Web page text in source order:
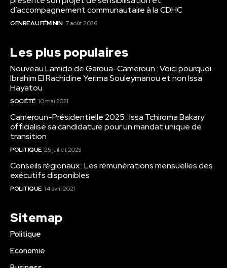
d’accompagnement communautaire à la CDHC
GENRE AU FÉMININ 7 août 2026
Les plus populaires
Nouveau Lamido de Garoua-Cameroun : Voici pourquoi
Ibrahim El Rachidine Yerima Souleymanou et non Issa
Hayatou
SOCIÉTÉ 10 mai 2021
Cameroun-Présidentielle 2025 : Issa Tchiroma Bakary
officialise sa candidature pour un mandat unique de
transition
POLITIQUE 25 juillet 2025
Conseils régionaux : Les rémunérations mensuelles des
exécutifs disponibles
POLITIQUE 14 avril 2021
Sitemap
Politique
Economie